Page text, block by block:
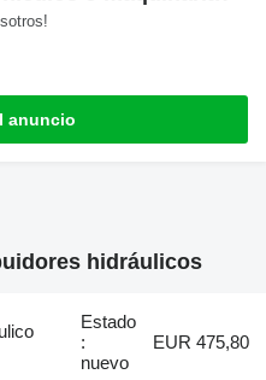
anuncio
hidráulicos
Estado
:
nuevo
EUR 475,80